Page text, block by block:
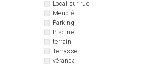
Local sur rue
Meublé
Parking
Piscine
terrain
Terrasse
véranda